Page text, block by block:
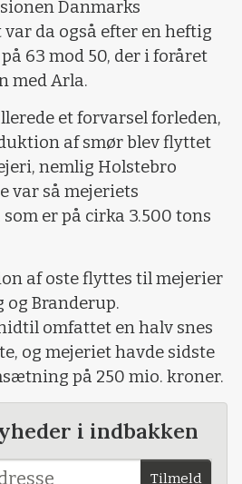
Danmarks
da også efter en heftig
63 mod 50, der i foråret
med Arla.
et forvarsel forleden,
af smør blev flyttet
nemlig Holstebro
var så mejeriets
er på cirka 3.500 tons
af oste flyttes til mejerier
og Branderup.
omfattet en halv snes
og mejeriet havde sidste
på 250 mio. kroner.
i indbakken
Tilmeld